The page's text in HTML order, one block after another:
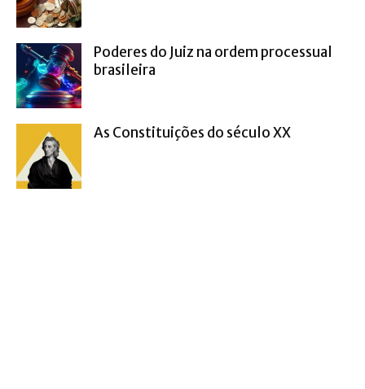
Poderes do Juiz na ordem processual
brasileira
As Constituições do século XX